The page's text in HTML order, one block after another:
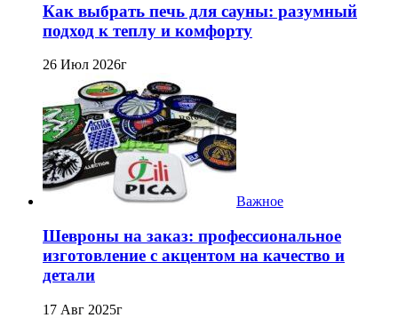
Как выбрать печь для сауны: разумный
подход к теплу и комфорту
26 Июл 2026г
Важное
Шевроны на заказ: профессиональное
изготовление с акцентом на качество и
детали
17 Авг 2025г